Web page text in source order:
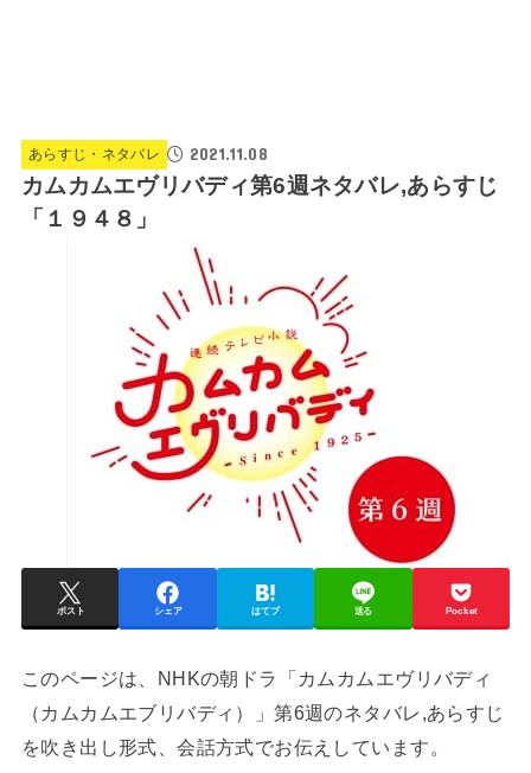
あらすじ・ネタバレ 2021.11.08
カムカムエヴリバディ第6週ネタバレ,あらすじ
「１９４８」
ポスト シェア はてブ 送る Pocket
このページは、NHKの朝ドラ「カムカムエヴリバディ
（カムカムエブリバディ）」第6週のネタバレ,あらすじ
を吹き出し形式、会話方式でお伝えしています。